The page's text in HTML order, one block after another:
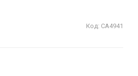
Код: СА4941